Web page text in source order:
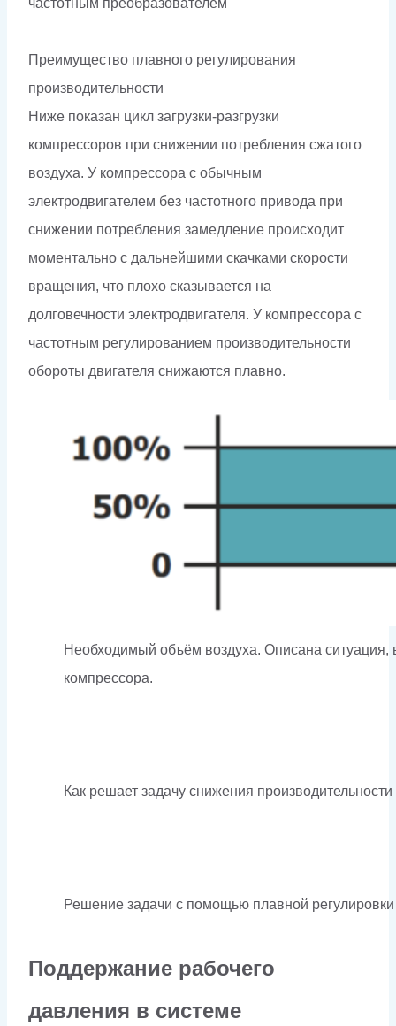
Преимущество плавного регулирования
производительности
Ниже показан цикл загрузки-разгрузки
компрессоров при снижении потребления сжатого
воздуха. У компрессора с обычным
электродвигателем без частотного привода при
снижении потребления замедление происходит
моментально с дальнейшими скачками скорости
вращения, что плохо сказывается на
долговечности электродвигателя. У компрессора с
частотным регулированием производительности
обороты двигателя снижаются плавно.
Необходимый объём воздуха. Описана ситуация,
компрессора.
Как решает задачу снижения
Решение задачи с помощью плавной регулировки
Поддержание рабочего
давления в системе